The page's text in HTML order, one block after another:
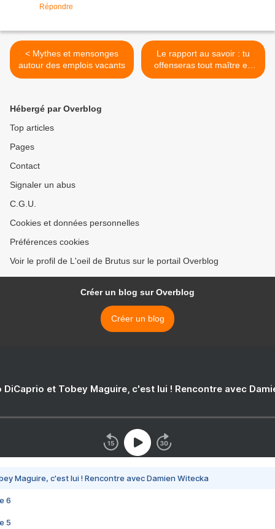
Répondre
< Mythes et mensonges
autour des emplois vacants
Le rapport au savoir : tu
offenseras tout maître en
position de t’éduquer (6e
Hébergé par Overblog
Top articles
Pages
Contact
Signaler un abus
C.G.U.
Cookies et données personnelles
Préférences cookies
Voir le profil de L'oeil de Brutus sur le portail Overblog
Créer un blog sur Overblog
Créer un blog
DiCaprio et Tobey Maguire, c'est lui ! Rencontre avec
Maguire, c'est lui ! Rencontre avec Damien Witecka
6
5